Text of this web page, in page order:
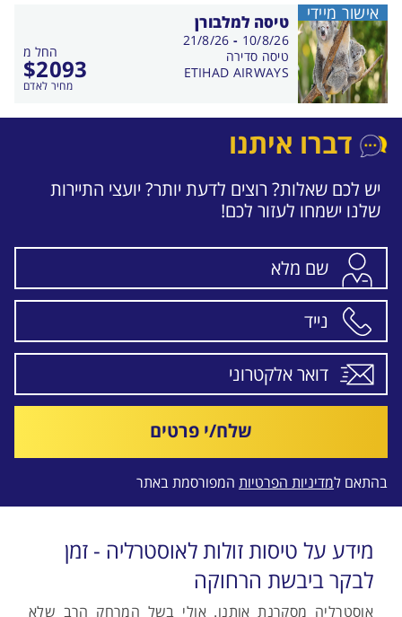
טיסה למלבורן
החל מ
$2093
מחיר לאדם
בין
התאריכים,
10/8/26
-
21/8/26
טיסה סדירה
ETIHAD AIRWAYS
אישור מיידי
דברו איתנו
יש לכם שאלות? רוצים לדעת יותר? יועצי התיירות
שלנו ישמחו לעזור לכם!
שלח/י פרטים
בהתאם למדיניות הפרטיות המפורסמת באתר
מידע על טיסות זולות לאוסטרליה - זמן
לבקר ביבשת הרחוקה
אוסטרליה מסקרנת אותנו. אולי בשל המרחק הרב שלא